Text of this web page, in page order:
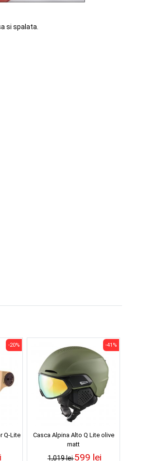
si spalata.
Q-Lite
-20%
Casca Alpina Alto Q Lite olive
matt
1,019 lei
-41%
599 lei